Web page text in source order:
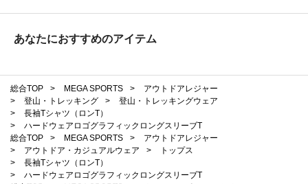
あなたにおすすめのアイテム
総合TOP > MEGA SPORTS >
アウトドアレジャー
>
登山・トレッキング >
登山・トレッキングウェア
>
長袖Tシャツ（ロンT）
>
ハードウェアロゴグラフィックロングスリーブT
総合TOP
> MEGA SPORTS >
アウトドアレジャー
>
アウトドア・カジュアルウェア >
トップス
>
長袖Tシャツ（ロンT）
>
ハードウェアロゴグラフィックロングスリーブT